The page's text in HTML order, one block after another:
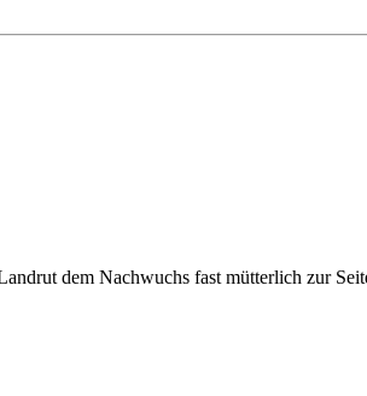
dem Nachwuchs fast mütterlich zur